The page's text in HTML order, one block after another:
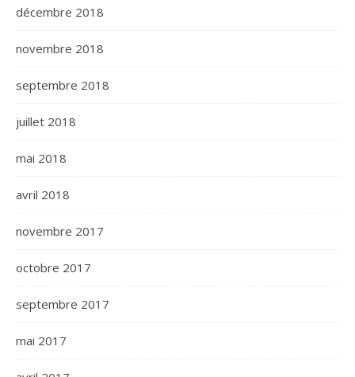
décembre 2018
novembre 2018
septembre 2018
juillet 2018
mai 2018
avril 2018
novembre 2017
octobre 2017
septembre 2017
mai 2017